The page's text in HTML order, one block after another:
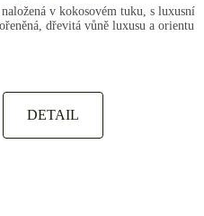
v kokosovém tuku, s luxusní
dřevitá vůně luxusu a orientu
DETAIL